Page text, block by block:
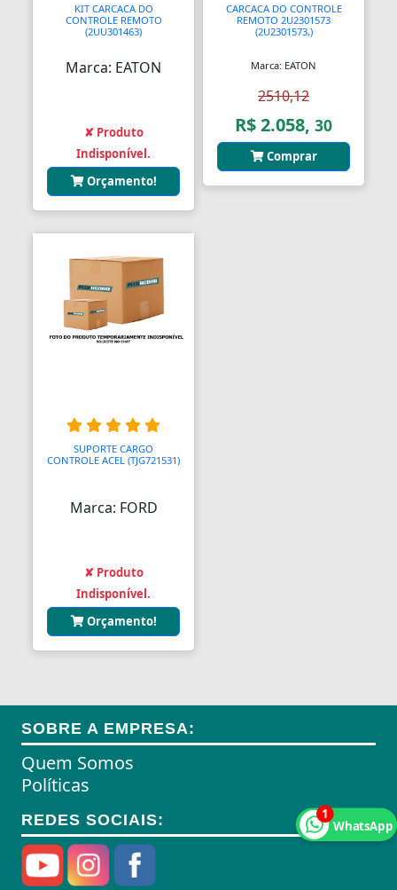
1
WhatsApp
KIT CARCACA DO
CONTROLE REMOTO
(2UU301463)
Marca: EATON
✘ Produto
Indisponível.
Orçamento!
CARCACA DO CONTROLE
REMOTO 2U2301573
(2U2301573,)
Marca: EATON
2510,12
R$ 2.058, 30
Comprar
SUPORTE CARGO
CONTROLE ACEL (TJG721531)
Marca: FORD
✘ Produto
Indisponível.
Orçamento!
SOBRE A EMPRESA:
Quem Somos
Políticas
REDES SOCIAIS: